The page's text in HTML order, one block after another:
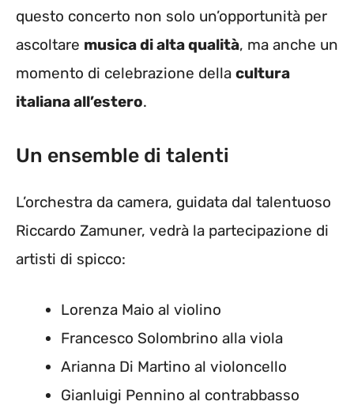
questo concerto non solo un’opportunità per
ascoltare musica di alta qualità, ma anche un
momento di celebrazione della cultura
italiana all’estero.
Un ensemble di talenti
L’orchestra da camera, guidata dal talentuoso
Riccardo Zamuner, vedrà la partecipazione di
artisti di spicco:
Lorenza Maio al violino
Francesco Solombrino alla viola
Arianna Di Martino al violoncello
Gianluigi Pennino al contrabbasso